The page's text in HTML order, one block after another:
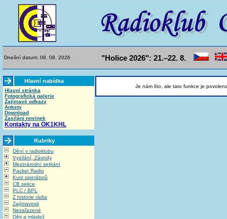
Dnešní datum: 08. 08. 2026 "Holice 2026": 21.–22. 8.
Hlavní nabídka
Hlavní stránka
Fotografická galerie
Zajímavé odkazy
Ankety
Download
Zasílání novinek
Kontakty na OK1KHL
Rubriky
Dění v radioklubu
Vysílání, Závody
Mezinárodní setkání
Packet Radio
Kurz operátorů
CB sekce
PLC / BPL
Z historie rádia
Zajímavosti
Nezařazené
Děti a mládež
Je nám líto, ale tato funkce je